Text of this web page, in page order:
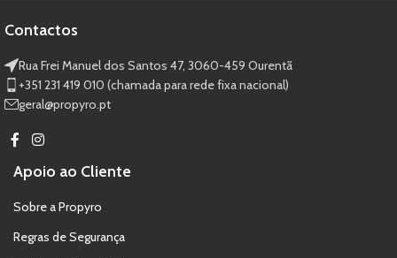
Contactos
Rua Frei Manuel dos Santos 47, 3060-459 Ourentã​
+351 231 419 010 (chamada para rede fixa nacional)
geral@propyro.pt
Apoio ao Cliente
Sobre a Propyro
Regras de Segurança